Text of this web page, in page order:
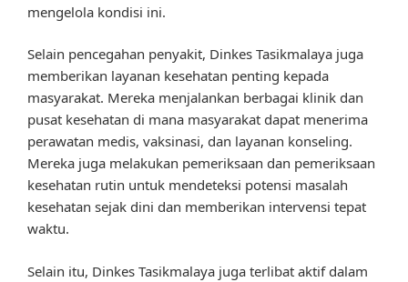
mengelola kondisi ini.
Selain pencegahan penyakit, Dinkes Tasikmalaya juga
memberikan layanan kesehatan penting kepada
masyarakat. Mereka menjalankan berbagai klinik dan
pusat kesehatan di mana masyarakat dapat menerima
perawatan medis, vaksinasi, dan layanan konseling.
Mereka juga melakukan pemeriksaan dan pemeriksaan
kesehatan rutin untuk mendeteksi potensi masalah
kesehatan sejak dini dan memberikan intervensi tepat
waktu.
Selain itu, Dinkes Tasikmalaya juga terlibat aktif dalam